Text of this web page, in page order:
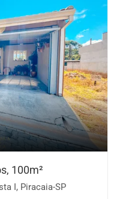
100m²
I, Piracaia-SP